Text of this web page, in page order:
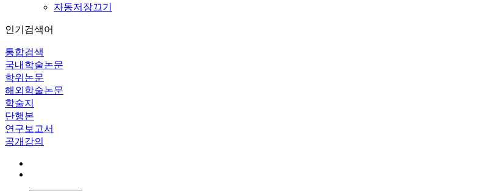
자동저장끄기
인기검색어
통합검색
국내학술논문
학위논문
해외학술논문
학술지
단행본
연구보고서
공개강의